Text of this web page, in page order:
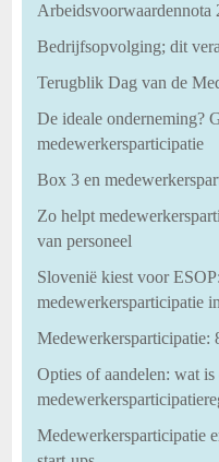
Arbeidsvoorwaardennota
Bedrijfsopvolging; dit
Terugblik Dag van de
De ideale onderneming?
medewerkersparticipatie
Box 3 en
Zo helpt
van personeel
Slovenië kiest voor
medewerkersparticipatie
Medewerkersparticipatie:
Opties of aandelen: wat
Medewerkersparticipatie